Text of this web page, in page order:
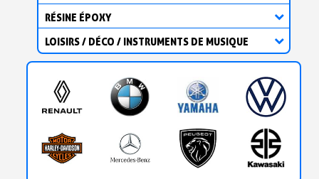
RÉSINE ÉPOXY
LOISIRS / DÉCO / INSTRUMENTS DE MUSIQUE